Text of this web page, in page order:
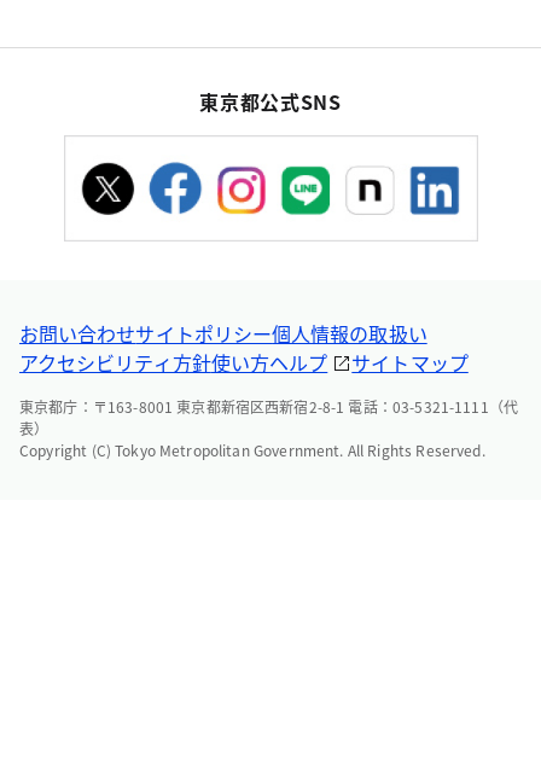
東京都公式SNS
お問い合わせサイトポリシー個人情報の取扱い
アクセシビリティ方針使い方ヘルプ サイトマップ
東京都庁：〒163-8001 東京都新宿区西新宿2-8-1 電話：03-5321-1111（代
表）
Copyright (C) Tokyo Metropolitan Government. All Rights Reserved.